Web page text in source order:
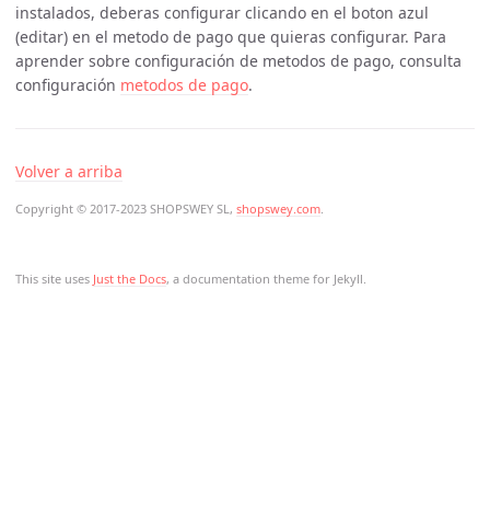
This site uses Just the Docs, a documentation theme for Jekyll.
instalados, deberas configurar clicando en el boton azul
(editar) en el metodo de pago que quieras configurar. Para
aprender sobre configuración de metodos de pago, consulta
configuración metodos de pago.
Volver a arriba
Copyright © 2017-2023 SHOPSWEY SL, shopswey.com